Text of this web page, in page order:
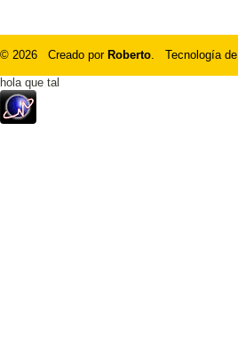
© 2026 Creado por Roberto. Tecnología de
hola que tal